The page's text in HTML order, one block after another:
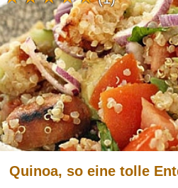
Quinoa, so eine tolle